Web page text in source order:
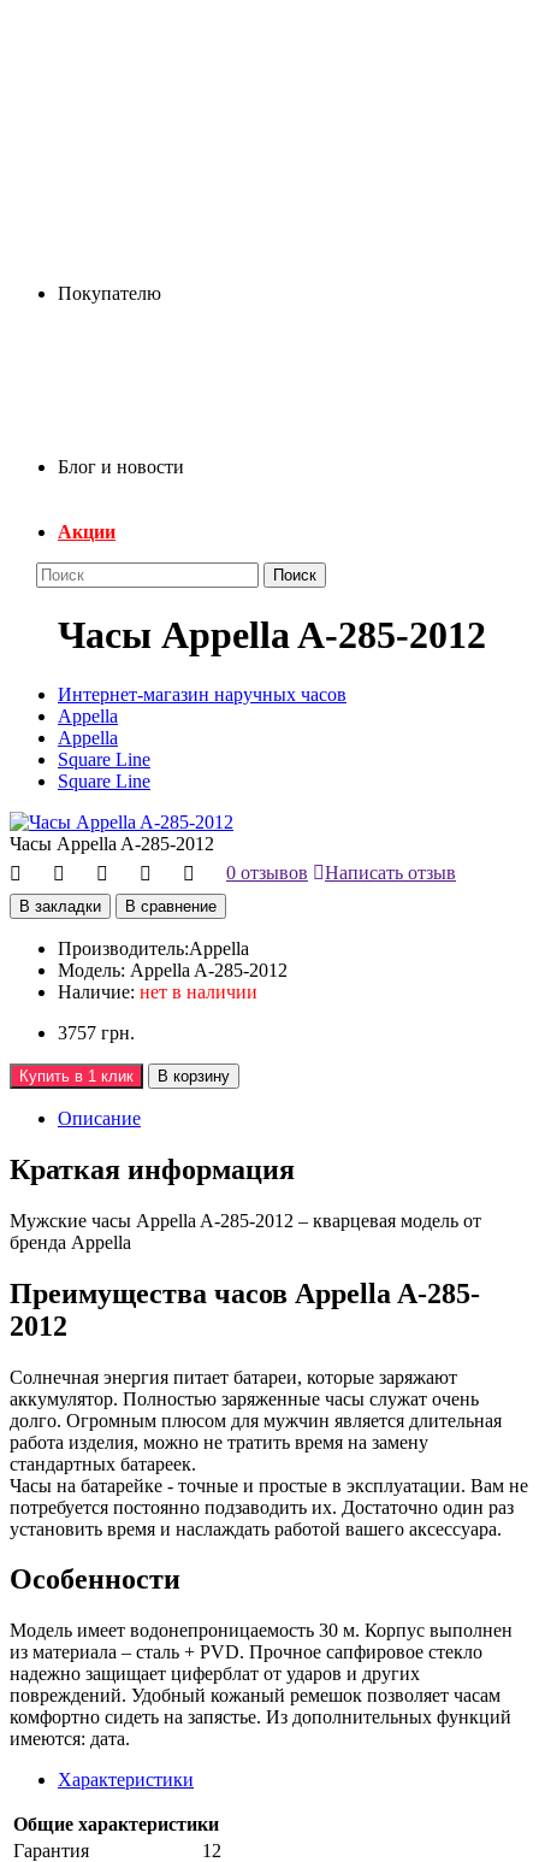
Покупателю
Блог и новости
Акции
Поиск
Часы Appella A-285-2012
Интернет-магазин наручных часов
Appella
Appella
Square Line
Square Line
Часы Appella A-285-2012
0 отзывов
Написать отзыв
В закладки В сравнение
Производитель:Appella
Модель: Appella A-285-2012
Наличие: нет в наличии
3757 грн.
Купить в 1 клик В корзину
Описание
Краткая информация
Мужские часы Appella A-285-2012 – кварцевая модель от
бренда Appella
Преимущества часов Appella A-285-
2012
Солнечная энергия питает батареи, которые заряжают
аккумулятор. Полностью заряженные часы служат очень
долго. Огромным плюсом для мужчин является длительная
работа изделия, можно не тратить время на замену
стандартных батареек.
Часы на батарейке - точные и простые в эксплуатации. Вам не
потребуется постоянно подзаводить их. Достаточно один раз
установить время и наслаждать работой вашего аксессуара.
Особенности
Модель имеет водонепроницаемость 30 м. Корпус выполнен
из материала – сталь + PVD. Прочное сапфировое стекло
надежно защищает циферблат от ударов и других
повреждений. Удобный кожаный ремешок позволяет часам
комфортно сидеть на запястье. Из дополнительных функций
имеются: дата.
Характеристики
Общие характеристики
Гарантия
12